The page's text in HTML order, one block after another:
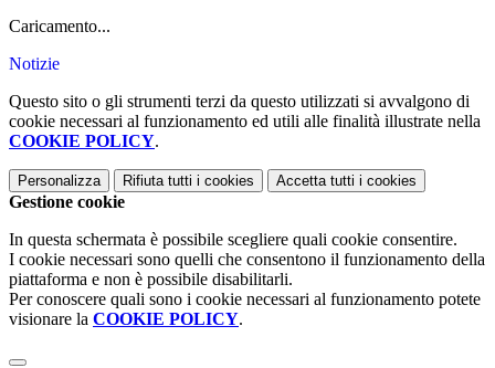
Caricamento...
Notizie
Questo sito o gli strumenti terzi da questo utilizzati si avvalgono di
cookie necessari al funzionamento ed utili alle finalità illustrate nella
COOKIE POLICY.
Personalizza Rifiuta tutti i cookies Accetta tutti i cookies
Gestione cookie
In questa schermata è possibile scegliere quali cookie consentire.
I cookie necessari sono quelli che consentono il funzionamento della
piattaforma e non è possibile disabilitarli.
Per conoscere quali sono i cookie necessari al funzionamento potete
visionare la COOKIE POLICY.